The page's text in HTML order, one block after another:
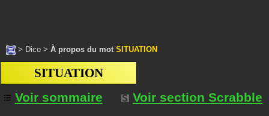
> Dico > À propos du mot SITUATION
SITUATION
Voir sommaire
Voir section Scrabble